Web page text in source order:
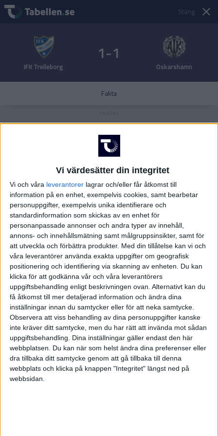
Vi värdesätter din integritet
Vi och våra leverantorer lagrar och/eller får åtkomst till
information på en enhet, exempelvis cookies, samt bearbetar
personuppgifter, exempelvis unika identifierare och
standardinformation som skickas av en enhet för
personanpassade annonser och andra typer av innehåll,
annons- och innehållsmätning samt målgruppsinsikter, samt för
att utveckla och förbättra produkter. Med din tillåtelse kan vi och
våra leverantörer använda exakta uppgifter om geografisk
positionering och identifiering via skanning av enheten. Du kan
klicka för att godkänna vår och våra leverantörers
uppgiftsbehandling enligt beskrivningen ovan. Alternativt kan du
få åtkomst till mer detaljerad information och ändra dina
inställningar innan du samtycker eller för att neka samtycke.
Observera att viss behandling av dina personuppgifter kanske
inte kräver ditt samtycke, men du har rätt att invända mot sådan
uppgiftsbehandling. Dina inställningar gäller endast den här
webbplatsen. Du kan när som helst ändra dina preferenser eller
dra tillbaka ditt samtycke genom att gå tillbaka till denna
webbplats och klicka på knappen "Integritet" längst ned på
webbsidan.
Stäng
IFK Trelleborg
1-1
Oskarshamn
Fakta
FAKTA